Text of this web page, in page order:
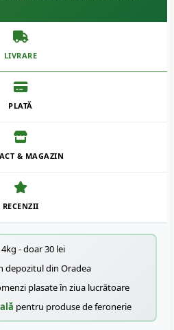
LIVRARE
PLATĂ
& MAGAZIN
RECENZII
- doar 30 lei
depozitul din Oradea
plasate în ziua lucrătoare
pentru produse de feronerie